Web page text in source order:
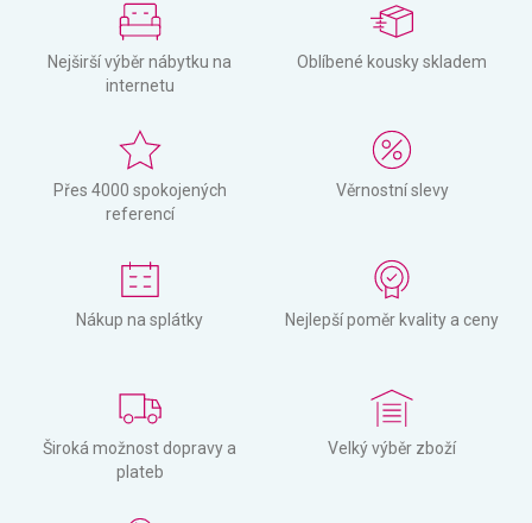
Nejširší výběr nábytku na
internetu
Oblíbené kousky skladem
Přes 4000 spokojených
referencí
Věrnostní slevy
Nákup na splátky Nejlepší poměr kvality a ceny
Široká možnost dopravy a
plateb
Velký výběr zboží